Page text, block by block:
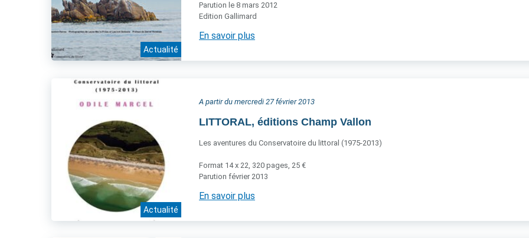
Actualité
Parution le 8 mars 2012
Edition Gallimard
En savoir plus
Actualité
A partir du mercredi 27 février 2013
LITTORAL, éditions Champ Vallon
Les aventures du Conservatoire du littoral (1975-2013)
Format 14 x 22, 320 pages, 25 €
Parution février 2013
En savoir plus